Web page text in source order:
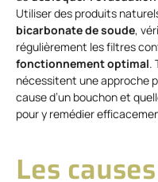
Utiliser des produits
bicarbonate de soude,
régulièrement les filtres
fonctionnement optimal.
nécessitent une approche
cause d’un bouchon et
pour y remédier
Les